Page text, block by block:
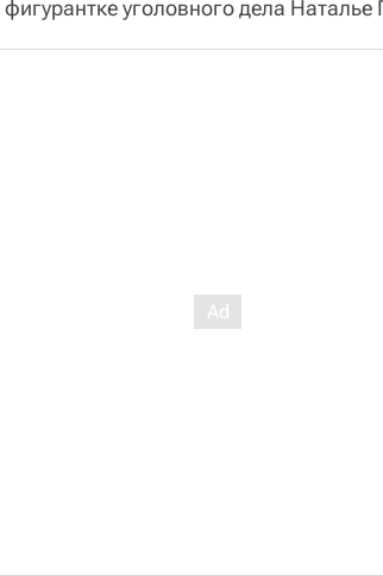
уголовного дела Наталье